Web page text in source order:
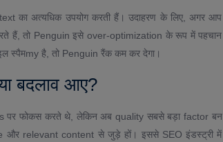
का अत्यधिक उपयोग करती हैं। उदाहरण के लिए, अगर आप
हैं, तो Penguin इसे over-optimization के रूप में पहचान
स्पैमmy है, तो Penguin रैंक कम कर देगा।
बदलाव आए?
पर फोकस करते थे, लेकिन अब quality सबसे बड़ा factor बन
और relevant content से जुड़े हों। इससे SEO इंडस्ट्री में